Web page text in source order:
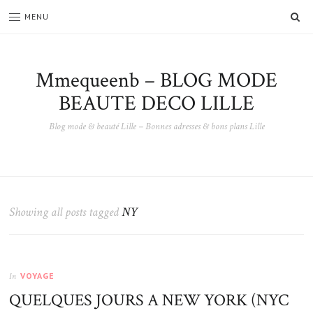
MENU
Mmequeenb – BLOG MODE
BEAUTE DECO LILLE
Blog mode & beauté Lille – Bonnes adresses & bons plans Lille
Showing all posts taggedNY
In VOYAGE
QUELQUES JOURS A NEW YORK (NYC